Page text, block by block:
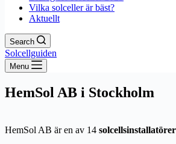
Vilka solceller är bäst?
Aktuellt
Search
Solcellguiden
Menu
HemSol AB i Stockholm
HemSol AB är en av 14